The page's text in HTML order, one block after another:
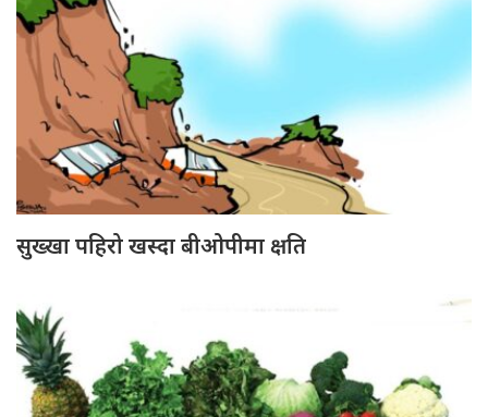
सुख्खा पहिरो खस्दा बीओपीमा क्षति